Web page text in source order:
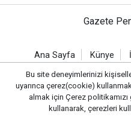
Gazete
Ana Sayfa Künye
Bu site deneyimlerinizi
uyarınca çerez(cookie)
almak için Çerez politikamızı
kullanarak, çerezleri